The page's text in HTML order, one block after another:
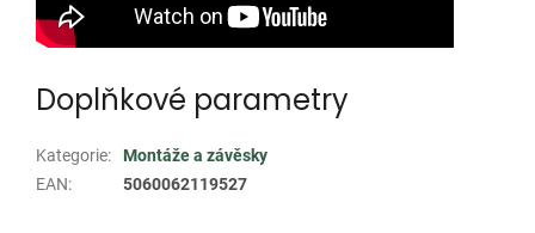
Doplňkové parametry
Kategorie:
Montáže a závěsky
EAN: 5060062119527